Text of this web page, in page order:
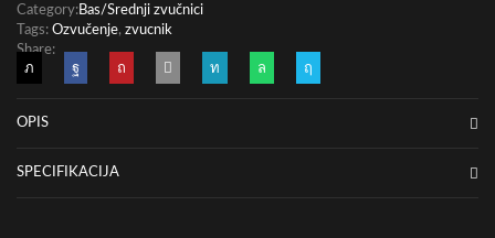
Category:Bas/Srednji zvučnici
Tags: Ozvučenje, zvucnik
Share:
OPIS
SPECIFIKACIJA